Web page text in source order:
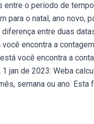
entre o período de
para o natal, ano novo,
diferença entre duas
encontra a
você encontra a
1 jan de 2023: Weba
semana ou ano. Esta